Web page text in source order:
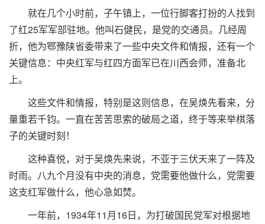
就在几个小时前，子午镇上，一位行脚客打扮的人找到
了红25军军部驻地。他叫石健民，是党的交通员。几经周
折，他为鄂豫陕省委带来了一些中央文件和情报，还有一个
关键信息：中央红军与红四方面军已在川西会师，准备北
上。
这些文件和情报，特别是这则信息，在吴焕先看来，分
量重若千钧。一直在苦苦思索的破局之道，终于等来举棋落
子的关键时刻！
这种喜悦，对于吴焕先来说，不亚于三伏天来了一阵及
时雨。八九个月没有中央的消息，党需要他做什么，党需要
这支红军做什么，他心急如焚。
一年前，1934年11月16日，为打破国民党军对根据地